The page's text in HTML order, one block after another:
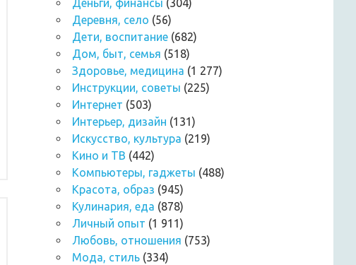
Деревня, село (56)
Дети, воспитание (682)
Дом, быт, семья (518)
Здоровье, медицина (1 277)
Инструкции, советы (225)
Интернет (503)
Интерьер, дизайн (131)
Искусство, культура (219)
Кино и ТВ (442)
Компьютеры, гаджеты (488)
Красота, образ (945)
Кулинария, еда (878)
Личный опыт (1 911)
Любовь, отношения (753)
Мода, стиль (334)